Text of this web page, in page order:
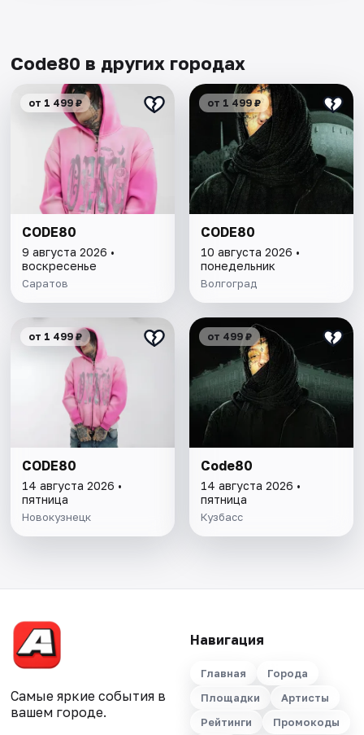
Code80 в других городах
от 1 499 ₽
CODE80
9 августа 2026 •
воскресенье
Саратов
от 1 499 ₽
CODE80
10 августа 2026 •
понедельник
Волгоград
от 1 499 ₽
CODE80
14 августа 2026 •
пятница
Новокузнецк
от 499 ₽
Code80
14 августа 2026 •
пятница
Кузбасс
Самые яркие события в
вашем городе.
Навигация
Главная
Города
Площадки
Артисты
Рейтинги
Промокоды